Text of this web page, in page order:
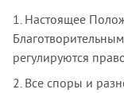
1. Настоящее
регулируются
2. Все споры и